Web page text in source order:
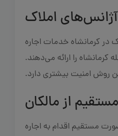
املاک
در کرمانشاه خدمات اجاره
کرمانشاه را ارائه می‌دهند.
روش امنیت بیشتری دارد.
از مالکان
مستقیم اقدام به اجاره